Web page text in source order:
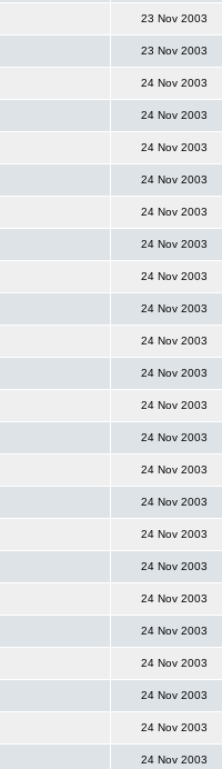
23 Nov 2003
23 Nov 2003
24 Nov 2003
24 Nov 2003
24 Nov 2003
24 Nov 2003
24 Nov 2003
24 Nov 2003
24 Nov 2003
24 Nov 2003
24 Nov 2003
24 Nov 2003
24 Nov 2003
24 Nov 2003
24 Nov 2003
24 Nov 2003
24 Nov 2003
24 Nov 2003
24 Nov 2003
24 Nov 2003
24 Nov 2003
24 Nov 2003
24 Nov 2003
24 Nov 2003